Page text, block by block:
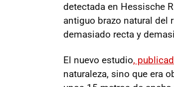
detectada en Hessische
antiguo brazo natural del
demasiado recta y
El nuevo estudio,
naturaleza, sino que era